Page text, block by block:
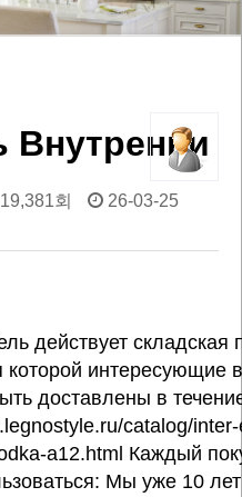
Внутренни
19,381회
26-03-25
действует складская
интересующие
доставлены в
catalog/
a12.html Каждый
Мы уже 10